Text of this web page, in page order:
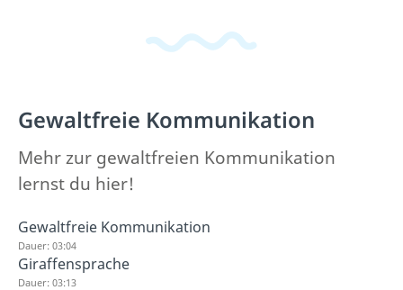
Gewaltfreie Kommunikation
Mehr zur gewaltfreien Kommunikation
lernst du hier!
Gewaltfreie Kommunikation
Dauer: 03:04
Giraffensprache
Dauer: 03:13